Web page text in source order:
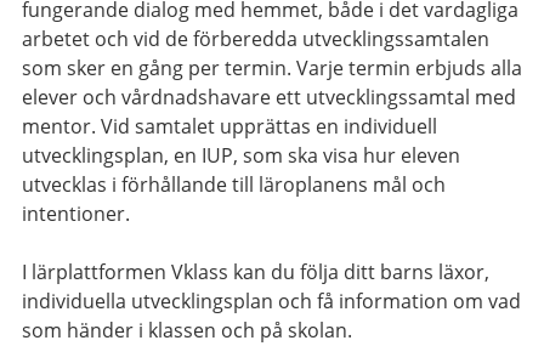
fungerande dialog med hemmet, både i det vardagliga
arbetet och vid de förberedda utvecklingssamtalen
som sker en gång per termin. Varje termin erbjuds alla
elever och vårdnadshavare ett utvecklingssamtal med
mentor. Vid samtalet upprättas en individuell
utvecklingsplan, en IUP, som ska visa hur eleven
utvecklas i förhållande till läroplanens mål och
intentioner.
I lärplattformen Vklass kan du följa ditt barns läxor,
individuella utvecklingsplan och få information om vad
som händer i klassen och på skolan.